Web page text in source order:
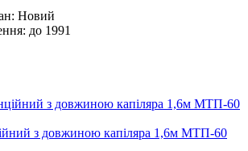
Новий
до 1991
з довжиною капіляра 1,6м МТП-60